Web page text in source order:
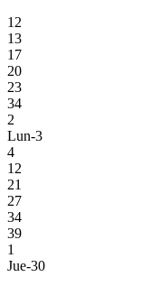
12
13
17
20
23
34
2
Lun-3
4
12
21
27
34
39
1
Jue-30